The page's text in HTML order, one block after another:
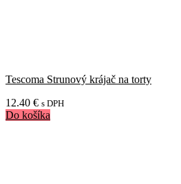
Tescoma Strunový krájač na torty
12.40 € s DPH
Do košíka